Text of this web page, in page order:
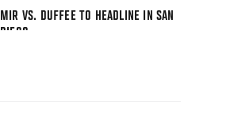
MIR VS. DUFFEE TO HEADLINE IN SAN
DIEGO